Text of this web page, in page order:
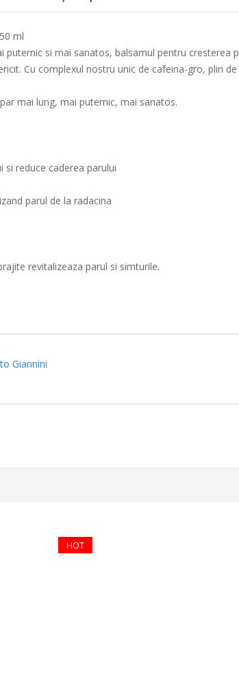
ml
si mai sanatos, balsamul pentru cresterea
Cu complexul nostru unic de cafeina-gro, plin
mai lung, mai puternic, mai sanatos.
si reduce caderea parului
parul de la radacina
revitalizeaza parul si simturile.
Giannini
HOT